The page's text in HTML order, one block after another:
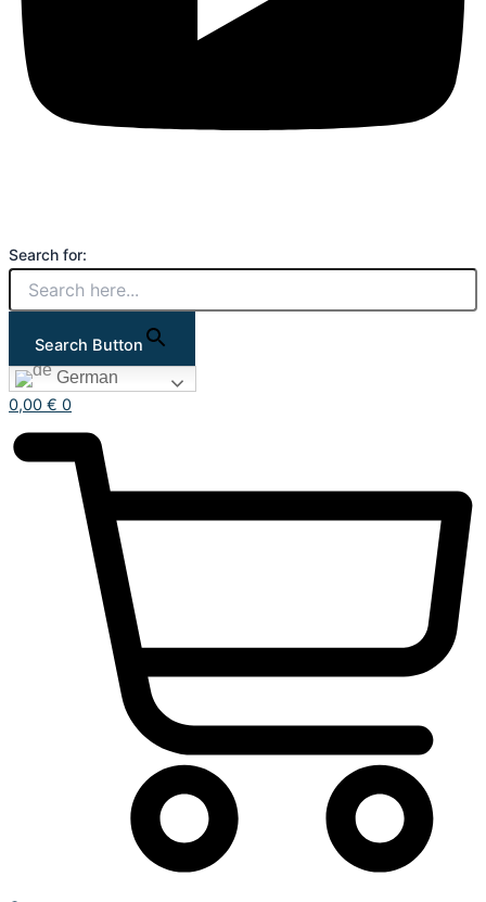
Search for:
Search Button
German
0,00 € 0